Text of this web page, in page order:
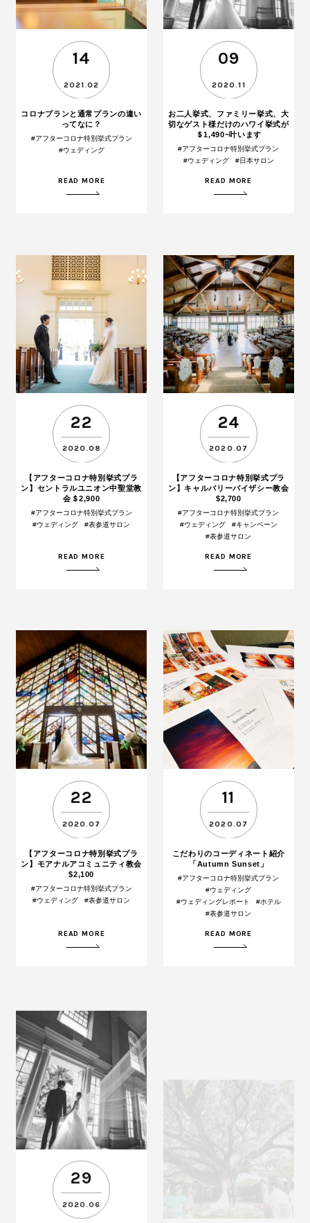
14
2021.02
コロナプランと通常プランの違い
ってなに？
#アフターコロナ特別挙式プラン
#ウェディング
READ MORE
09
2020.11
お二人挙式、ファミリー挙式、大
切なゲスト様だけのハワイ挙式が
＄1,490~叶います
#アフターコロナ特別挙式プラン
#ウェディング
#日本サロン
READ MORE
22
2020.08
【アフターコロナ特別挙式プラ
ン】セントラルユニオン中聖堂教
会＄2,900
#アフターコロナ特別挙式プラン
#ウェディング
#表参道サロン
READ MORE
24
2020.07
【アフターコロナ特別挙式プラ
ン】キャルバリーバイザシー教会
$2,700
#アフターコロナ特別挙式プラン
#ウェディング
#キャンペーン
#表参道サロン
READ MORE
22
2020.07
【アフターコロナ特別挙式プラ
ン】モアナルアコミュニティ教会
$2,100
#アフターコロナ特別挙式プラン
#ウェディング
#表参道サロン
READ MORE
11
2020.07
こだわりのコーディネート紹介
「Autumn Sunset」
#アフターコロナ特別挙式プラン
#ウェディング
#ウェディングレポート
#ホテル
#表参道サロン
READ MORE
29
2020.06
25
2020.06